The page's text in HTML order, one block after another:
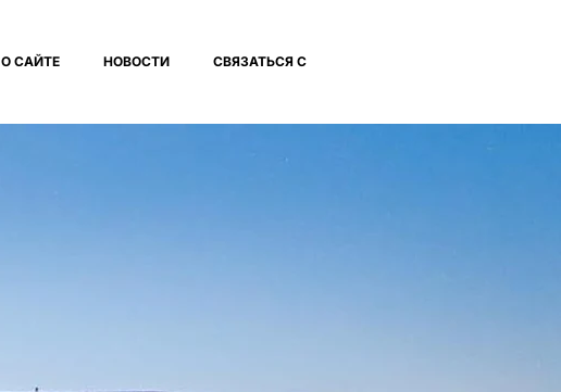
О САЙТЕ НОВОСТИ СВЯЗАТЬСЯ С